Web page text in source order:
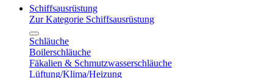
Schiffsausrüstung
Zur Kategorie Schiffsausrüstung
Schläuche
Boilerschläuche
Fäkalien & Schmutzwasserschläuche
Lüftung/Klima/Heizung